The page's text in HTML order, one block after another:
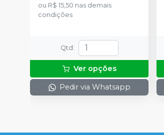
ou R$ 15,50 nas demais
condições
Qtd :
Ver opções
Pedir via Whatsapp